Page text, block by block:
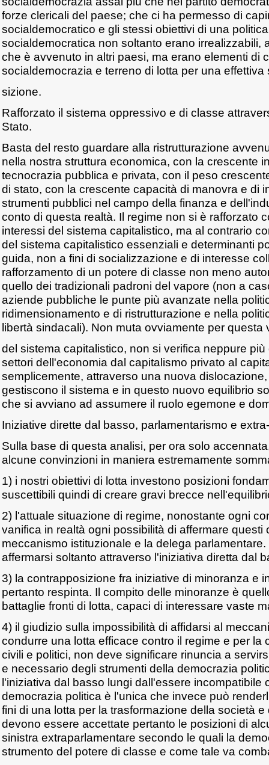
forze clericali del paese; che ci ha permesso di
socialdemocratico e gli stessi obiettivi di una
socialdemocratica non soltanto erano irrealizzabili,
che è avvenuto in altri paesi, ma erano elementi di
socialdemocrazia e terreno di lotta per una effettiva
sizione.
Rafforzato il sistema oppressivo e di classe
Stato.
Basta del resto guardare alla ristrutturazione
nella nostra struttura economica, con la crescente
tecnocrazia pubblica e privata, con il peso
di stato, con la crescente capacità di manovra e di
strumenti pubblici nel campo della finanza e
conto di questa realtà. Il regime non si è rafforzato
interessi del sistema capitalistico, ma al contrario
del sistema capitalistico essenziali e determinanti
guida, non a fini di socializzazione e di interesse
rafforzamento di un potere di classe non meno
quello dei tradizionali padroni del vapore (non a
aziende pubbliche le punte più avanzate nella
ridimensionamento e di ristrutturazione e nella
libertà sindacali). Non muta ovviamente per questa
del sistema capitalistico, non si verifica neppure
settori dell'economia dal capitalismo privato al
semplicemente, attraverso una nuova
gestiscono il sistema e in questo nuovo equilibrio
che si avviano ad assumere il ruolo egemone e
Iniziative dirette dal basso, parlamentarismo e
Sulla base di questa analisi, per ora solo
alcune convinzioni in maniera estremamente
1) i nostri obiettivi di lotta investono posizioni
suscettibili quindi di creare gravi brecce
2) l'attuale situazione di regime, nonostante ogni
vanifica in realtà ogni possibilità di affermare questi
meccanismo istituzionale e la delega
affermarsi soltanto attraverso l'iniziativa diretta dal
3) la contrapposizione fra iniziative di minoranza e
pertanto respinta. Il compito delle minoranze è
battaglie fronti di lotta, capaci di interessare vaste
4) il giudizio sulla impossibilità di affidarsi al
condurre una lotta efficace contro il regime e per la
civili e politici, non deve significare rinuncia a
e necessario degli strumenti della democrazia
l'iniziativa dal basso lungi dall'essere incompatibile
democrazia politica è l'unica che invece può
fini di una lotta per la trasformazione della società e
devono essere accettate pertanto le posizioni di
sinistra extraparlamentare secondo le quali la
strumento del potere di classe e come tale va